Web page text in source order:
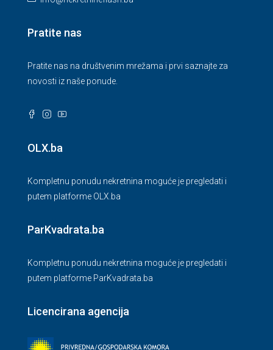
Pratite nas
Pratite nas na društvenim mrežama i prvi saznajte za
novosti iz naše ponude.
OLX.ba
Kompletnu ponudu nekretnina moguće je pregledati i
putem platforme OLX.ba
ParKvadrata.ba
Kompletnu ponudu nekretnina moguće je pregledati i
putem platforme ParKvadrata.ba
Licencirana agencija